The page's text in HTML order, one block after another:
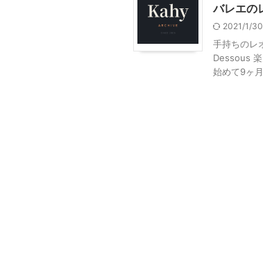
バレエの
2021/1/30
手持ちのレ
Dessous
始めて9ヶ